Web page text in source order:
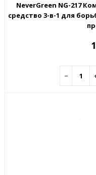
NeverGreen NG-217
средство 3-в-1 для
−